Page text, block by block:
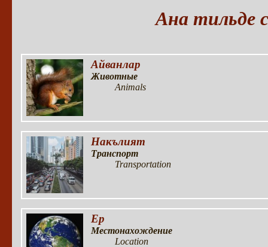
Ана тильде
Айванлар
Животные
Animals
Накълият
Транспорт
Transportation
Ер
Местонахождение
Location